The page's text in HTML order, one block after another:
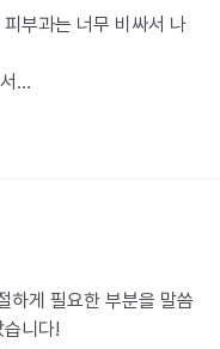
부과는 너무 비싸서 나
없어도 됐어서 좋은 것
하게 필요한 부분을 말씀
니다!